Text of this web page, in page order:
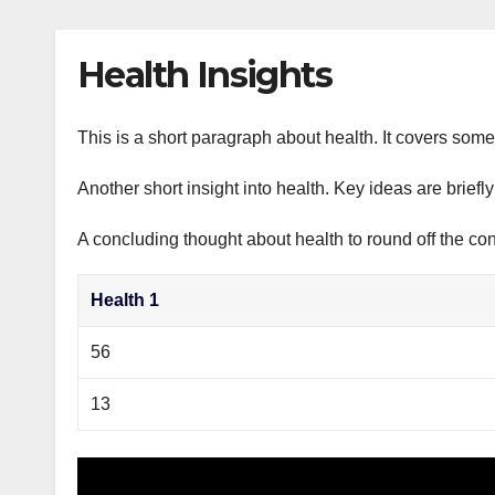
Health Insights
This is a short paragraph about health. It covers
Another short insight into health. Key ideas are
A concluding thought about health to round off the
Health 1
56
13